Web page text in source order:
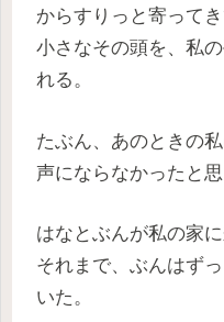
からすりっと寄ってき
小さなその頭を、私
れる。
たぶん、あのときの
声にならなかったと思
はなとぶんが私の家
それまで、ぶんはず
いた。